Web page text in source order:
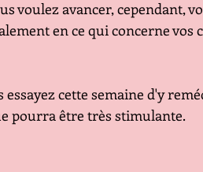
voulez avancer, cependant,
en ce qui concerne vos
cette semaine d'y
pourra être très stimulante.